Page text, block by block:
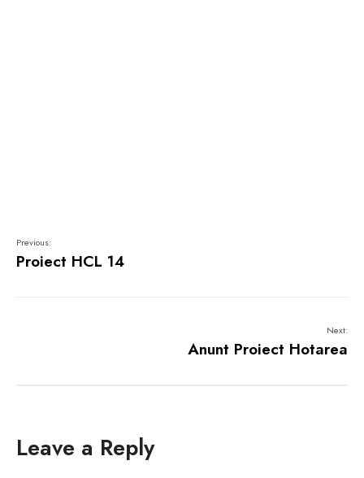
Previous:
Proiect HCL 14
Next:
Anunt Proiect Hotarea
Leave a Reply